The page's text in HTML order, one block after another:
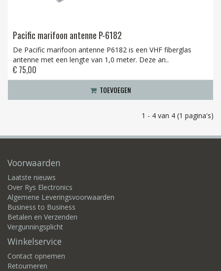
Pacific marifoon antenne P-6182
De Pacific marifoon antenne P6182 is een VHF fiberglas
antenne met een lengte van 1,0 meter. Deze an..
€ 75,00
TOEVOEGEN
1 - 4 van 4 (1 pagina's)
Voorwaarden
Laatste nieuws
Over Rys Electronics
Algemene Leveringsvoorwaarden
Business to Business
Betalen en Verzenden
Vergunningsplicht
Winkelservice
Contact opnemen
Retourneren